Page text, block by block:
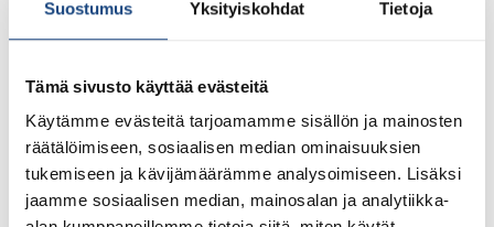
Suostumus Yksityiskohdat Tietoja
Tämä sivusto käyttää evästeitä
Käytämme evästeitä tarjoamamme sisällön ja mainosten
räätälöimiseen, sosiaalisen median ominaisuuksien
tukemiseen ja kävijämäärämme analysoimiseen. Lisäksi
jaamme sosiaalisen median, mainosalan ja analytiikka-
vihreän vyön suorittamiselle. Aikuisille harrastajille ja
keltaisen vyön aikana. Suositeltava alaikäraja kurssille on
12 vuotta ja vyövaatimuksena on vähintään keltainen vyö.
Ilmoittautumiseen vaaditaan Judoliiton lisenssi.